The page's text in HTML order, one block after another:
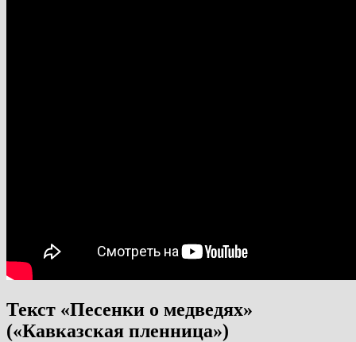
Текст «Песенки о медведях»
(«Кавказская пленница»)